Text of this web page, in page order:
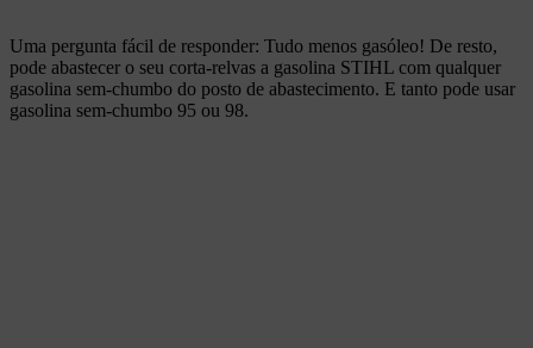
Uma pergunta fácil de responder: Tudo menos gasóleo! De resto,
pode abastecer o seu corta-relvas a gasolina STIHL com qualquer
gasolina sem-chumbo do posto de abastecimento. E tanto pode usar
gasolina sem-chumbo 95 ou 98.